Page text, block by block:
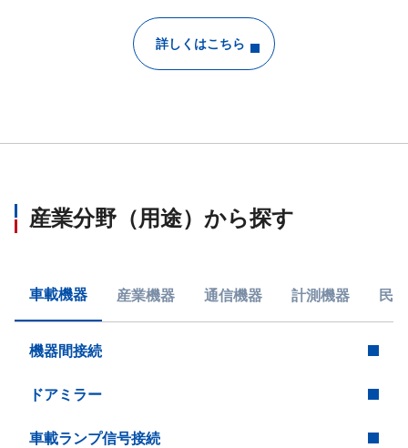
詳しくはこちら
産業分野（用途）から探す
車載機器 産業機器 通信機器 計測機器 民
機器間接続
ドアミラー
車載ランプ信号接続